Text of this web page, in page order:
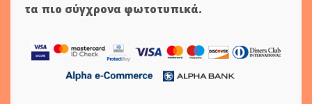
τα πιο σύγχρονα φωτοτυπικά.